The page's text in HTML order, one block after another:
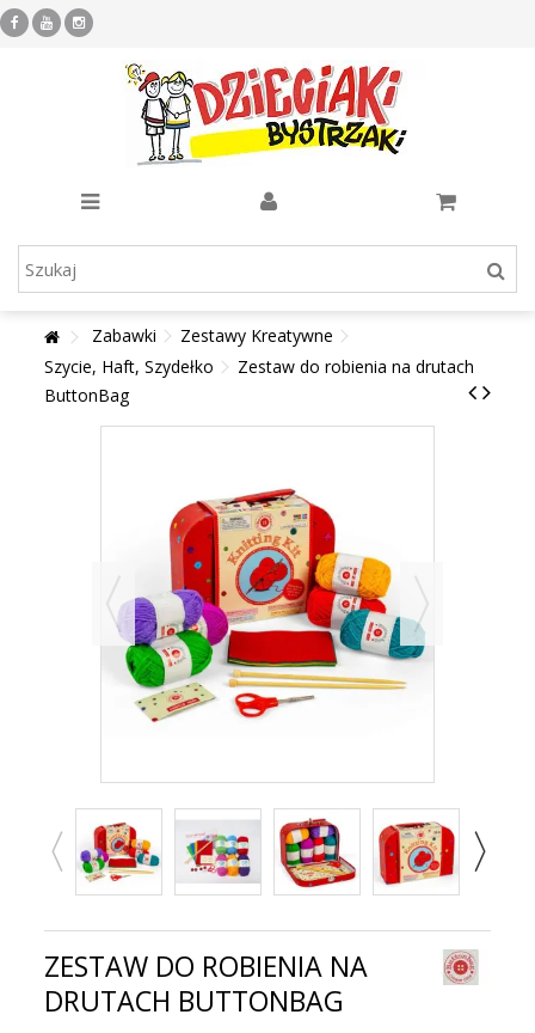
Zabawki
Zestawy Kreatywne
Szycie, Haft, Szydełko
Zestaw do robienia na drutach
ButtonBag
ZESTAW DO ROBIENIA NA
DRUTACH BUTTONBAG